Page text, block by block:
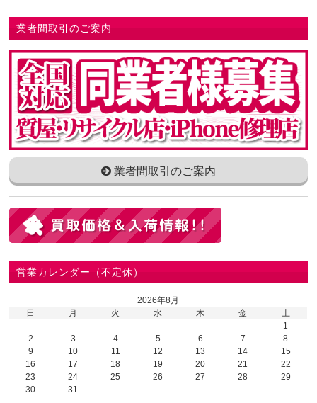
業者間取引のご案内
業者間取引のご案内
営業カレンダー（不定休）
2026年8月
日
月 火 水 木 金
土
1
2
3 4 5 6 7
8
9
10 11 12 13 14
15
16
17 18 19 20 21
22
23
24 25 26 27 28
29
30
31